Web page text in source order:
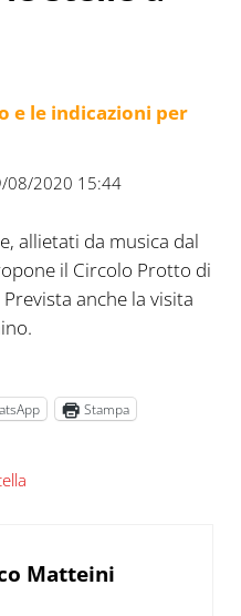
e le indicazioni per
08/2020 15:44
allietati da musica dal
il Circolo Protto di
anche la visita
Stampa
Matteini